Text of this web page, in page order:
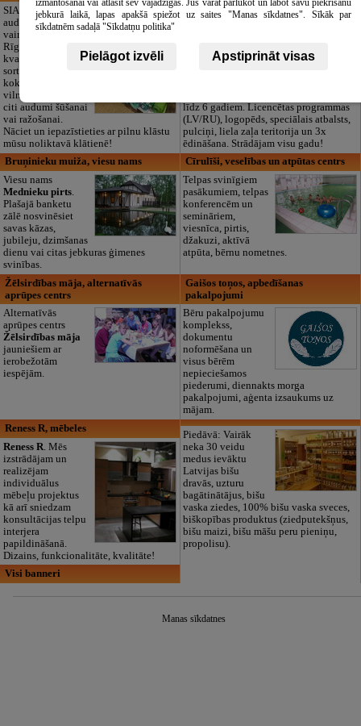
SIA "Bristols ES"
audumu outlet un
vairumtirdzniecība
Rīgā. Plašs un
kvalitatīvs tekstila
sortiments:
kokvilna, lins, zīds,
vilna, trikotāža un
citi audumi šūšanai
vai ražošanai.
Nāciet un iepazīstieties ar pilnu klāstu
mūsu noliktavā klātienē!
izglītības iestāde
privātais bērnudārzs
līdz 6 gadiem. Licencētas programmas
(LV/RU), logopēds, speciālais atbalsts,
pulciņi, liela zaļa teritorija un 3x
ēdināšana. Strādājam visu gadu!
Bruņinieku muiža, viesu nams
Viesu nams
Mednieku pirts.
Plašajā banketu
zālē nosvinēsiet
savas kāzas,
jubileju, dzimšanas
dienu vai citas jebkuras ģimenes
svinības.
Cīrulīši, veselības un atpūtas centrs
Telpas svinīgiem
pasākumiem, telpas
konferencēm un
semināriem,
viesnīca, pirtis,
džakuzi, aktīvā
atpūta, bērnu nometnes.
Žēlsirdības māja, alternatīvās
aprūpes centrs
Alternatīvās
aprūpes centrs
Žēlsirdības māja
jauniešiem ar
ierobežotām
iespējām.
Gaišos toņos, apbedīšanas
pakalpojumi
Bēru pakalpojumu
komplekss,
dokumentu
noformēšana un
visus bērēm
nepieciešamos
piederumi, diennakts morga
pakalpojumi, aģenta izsaukums uz
mājam.
Reness R, mēbeles
Reness R . Mēs
izstrādājam un
realizējam
individuālus
mēbeļu projektus
kā arī sniedzam
konsultācijas telpu
interjera
papildināšanā.
Dizains, funkcionalitāte, kvalitāte!
Piedāvā: Vairāk
neka 30 veidu
medus ievāktu
Latvijas bišu
dravās, uzturu
bagātinātājus, bišu
vaska ziedes, 100% bišu vaska sveces,
biškopības produktus (ziedputekšņus,
bišu maizi, bišu māšu peru pieniņu,
propolisu).
Visi banneri
izmantošanai vai atlasīt sev vajadzīgās. Jūs varat pārlūkot un labot savu piekrišanu
jebkurā laikā, lapas apakšā spiežot uz saites "Manas sīkdatnes". Sīkāk par
sīkdatnēm sadaļā "Sīkdatņu politika"
Pielāgot izvēli Apstiprināt visas
Manas sīkdatnes